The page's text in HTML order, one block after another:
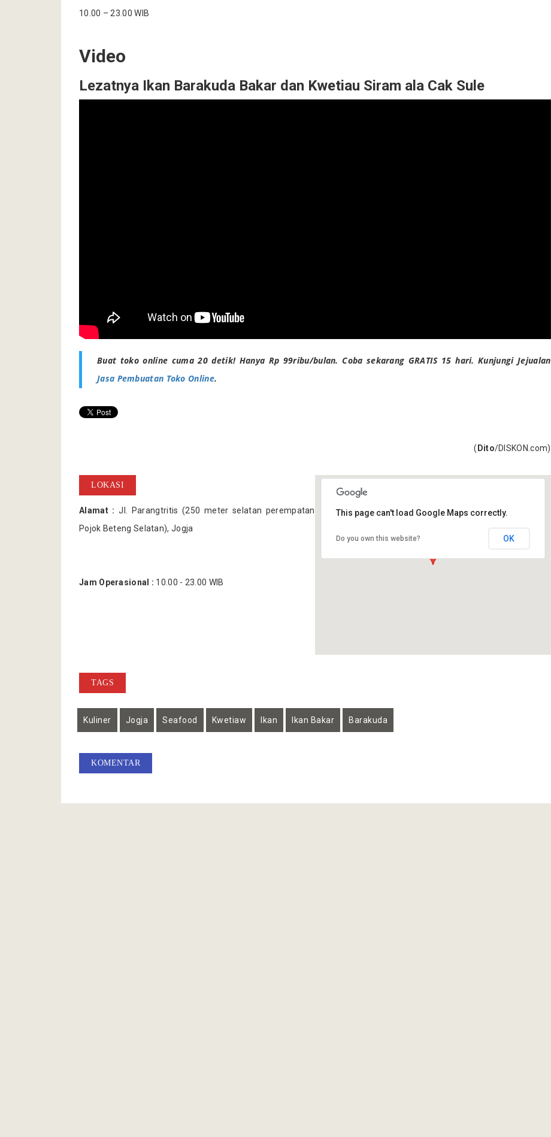
10.00 – 23.00 WIB
Video
Lezatnya Ikan Barakuda Bakar dan Kwetiau Siram ala Cak Sule
Buat toko online cuma 20 detik! Hanya Rp 99ribu/bulan. Coba sekarang GRATIS 15 hari. Kunjungi Jejualan
Jasa Pembuatan Toko Online.
( Dito/DISKON.com)
LOKASI
Alamat : Jl. Parangtritis (250 meter selatan perempatan
Pojok Beteng Selatan), Jogja
Jam Operasional : 10.00 - 23.00 WIB
This page can't load Google Maps correctly.
Do you own this website? OK
TAGS
Kuliner Jogja Seafood Kwetiaw Ikan Ikan Bakar Barakuda
KOMENTAR